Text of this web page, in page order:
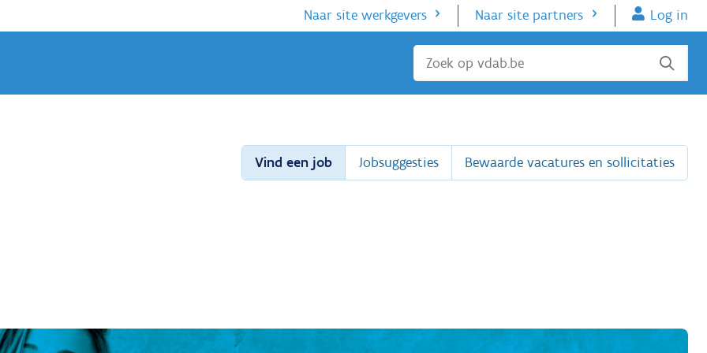
Naar site werkgevers Naar site partners Log in
Sluiten
Vind een job Jobsuggesties Bewaarde vacatures en sollicitaties